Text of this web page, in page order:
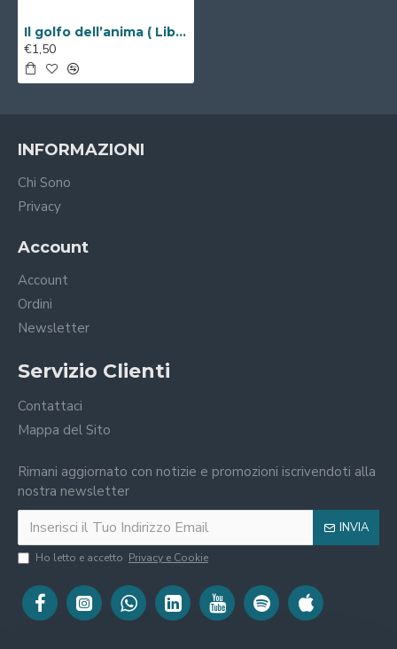
Il golfo dell’anima ( Libro Digitale )
€1,50
INFORMAZIONI
Chi Sono
Privacy
Account
Account
Ordini
Newsletter
Servizio Clienti
Contattaci
Mappa del Sito
Rimani aggiornato con notizie e promozioni iscrivendoti alla
nostra newsletter
INVIA
Ho letto e accetto Privacy e Cookie